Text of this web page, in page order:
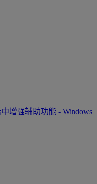
增强辅助功能 - Windows